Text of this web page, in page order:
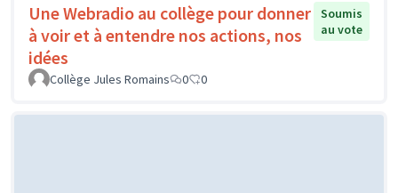
Une Webradio au collège pour donner
à voir et à entendre nos actions, nos
idées
Soumis
au vote
Collège Jules Romains 0 0